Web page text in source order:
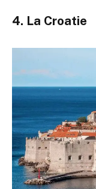
4. La Croatie